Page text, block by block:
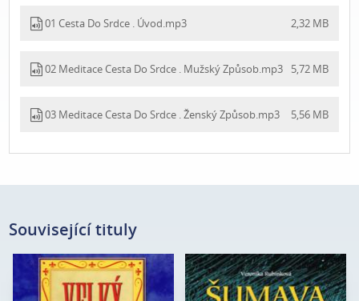
01 Cesta Do Srdce . Úvod.mp3 2,32 MB
02 Meditace Cesta Do Srdce . Mužský Způsob.mp3 5,72 MB
03 Meditace Cesta Do Srdce . Ženský Způsob.mp3 5,56 MB
Související tituly